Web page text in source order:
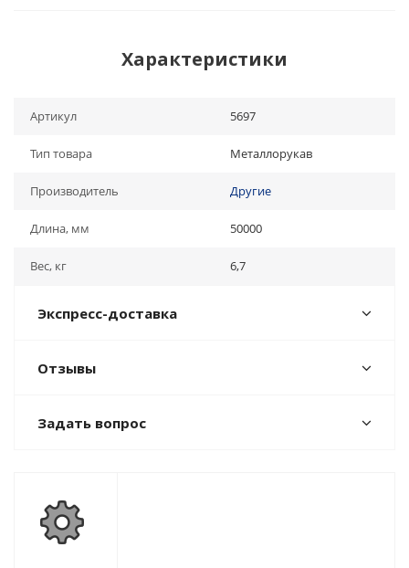
Характеристики
Артикул 5697
Тип товара Металлорукав
Производитель Другие
Длина, мм 50000
Вес, кг 6,7
Экспресс-доставка
Отзывы
Задать вопрос